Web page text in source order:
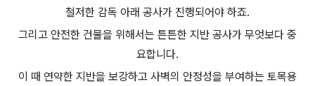
철저한 감독 아래 공사가 진행되어야 하죠.
그리고 안전한 건물을 위해서는 튼튼한 지반 공사가 무엇보다 중
요합니다.
이 때 연약한 지반을 보강하고 사벽의 안정성을 부여하는 토목용